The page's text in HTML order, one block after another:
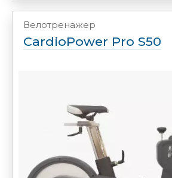
Велотренажер
CardioPower Pro S50